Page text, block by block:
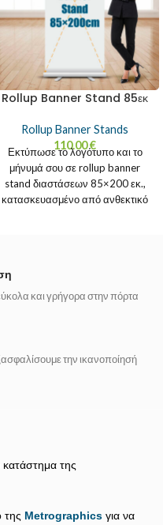
Rollup Banner Stand 85εκ
Rollup Banner Stands
110.00€
Εκτύπωσε το λογότυπο και το
μήνυμά σου σε rollup banner
stand διαστάσεων 85×200 εκ.,
κατασκευασμένο από ανθεκτικό
και γρήγορα στην πόρτα
την ικανοποίησή
κατάστημα της
της Metrographics για να